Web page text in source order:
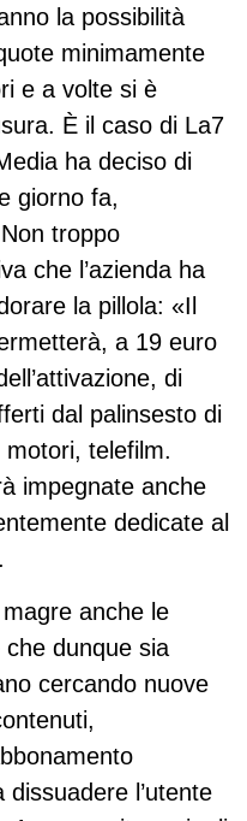
la possibilità
minimamente
e a volte si è
È il caso di La7
ha deciso di
giorno fa,
troppo
che l’azienda ha
la pillola: «Il
a 19 euro
di
dal palinsesto di
telefilm.
impegnate anche
dedicate al
anche le
dunque sia
cercando nuove
l’utente